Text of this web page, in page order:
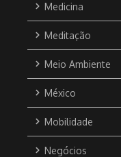
Medicina
Meditação
Meio Ambiente
México
Mobilidade
Negócios